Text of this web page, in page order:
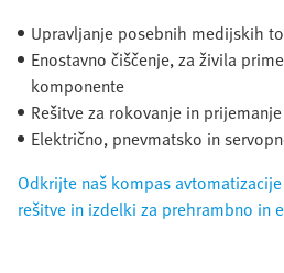
Upravljanje posebnih medijskih
Enostavno čiščenje, za živila
komponente
Rešitve za rokovanje in prijemanje
Električno, pnevmatsko in
Odkrijte naš kompas
rešitve in izdelki za prehrambno in